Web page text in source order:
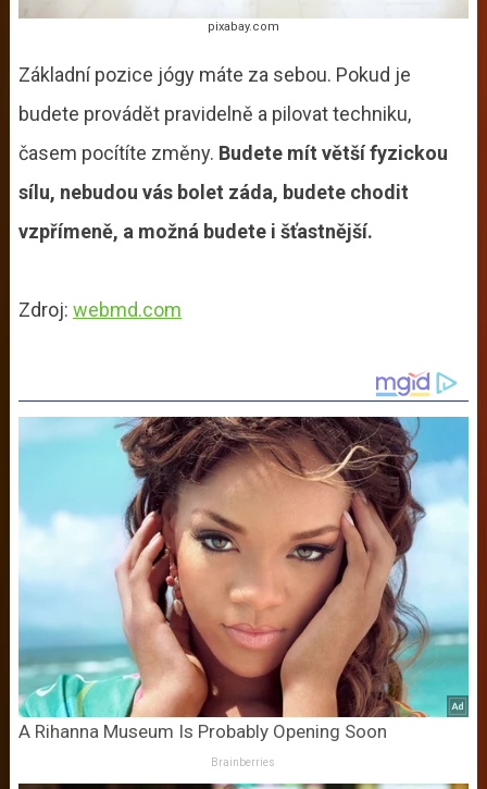
pixabay.com
Základní pozice jógy máte za sebou. Pokud je
budete provádět pravidelně a pilovat techniku,
časem pocítíte změny. Budete mít větší fyzickou
sílu, nebudou vás bolet záda, budete chodit
vzpřímeně, a možná budete i šťastnější.
Zdroj: webmd.com
A Rihanna Museum Is Probably Opening Soon
Brainberries